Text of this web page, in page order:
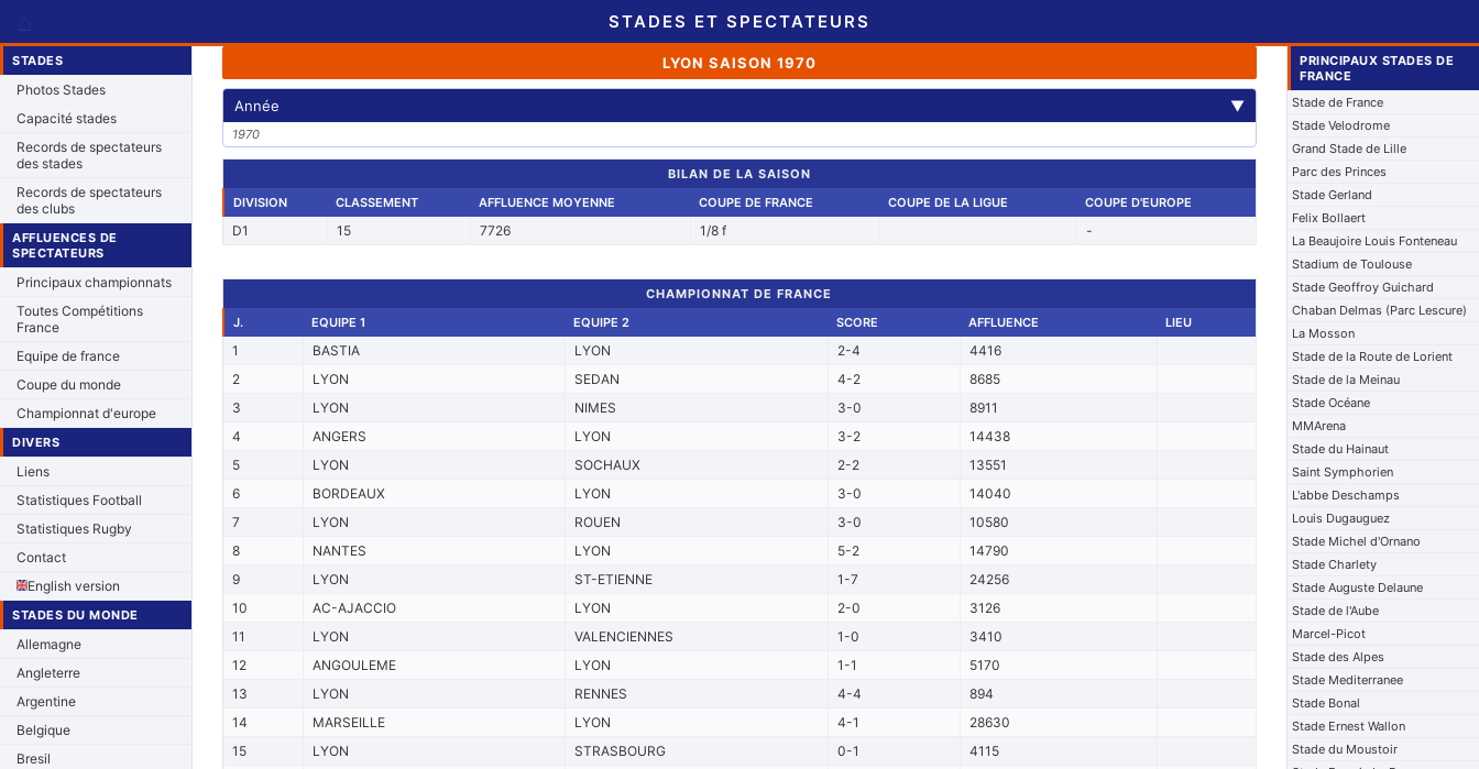
STADES ET SPECTATEURS
STADES
Photos Stades
Capacité stades
Records de spectateurs
des stades
Records de spectateurs
des clubs
AFFLUENCES DE
SPECTATEURS
Principaux championnats
Toutes Compétitions
France
Equipe de france
Coupe du monde
Championnat d'europe
DIVERS
Liens
Statistiques Football
Statistiques Rugby
Contact
English version
STADES DU MONDE
Allemagne
Angleterre
Argentine
Belgique
Bresil
LYON SAISON 1970
Année ▼
1970
BILAN DE LA SAISON
DIVISION
CLASSEMENT AFFLUENCE MOYENNE COUPE DE FRANCE COUPE DE LA LIGUE COUPE D'EUROPE
D1 15 7726 1/8 f -
CHAMPIONNAT DE FRANCE
J.
EQUIPE 1 EQUIPE 2 SCORE AFFLUENCE LIEU
1 BASTIA LYON 2-4
4416
2
LYON SEDAN 4-2
8685
3
LYON NIMES 3-0
8911
4
ANGERS LYON 3-2
14438
5
LYON SOCHAUX 2-2
13551
6
BORDEAUX LYON 3-0
14040
7
LYON ROUEN 3-0
10580
8
NANTES LYON 5-2
14790
9
LYON ST-ETIENNE 1-7
24256
10
AC-AJACCIO LYON 2-0
3126
11
LYON VALENCIENNES 1-0
3410
12
ANGOULEME LYON 1-1
5170
13
LYON RENNES 4-4
894
14
MARSEILLE LYON 4-1
28630
15
LYON STRASBOURG 0-1
4115
PRINCIPAUX STADES DE
FRANCE
Stade de France
Stade Velodrome
Grand Stade de Lille
Parc des Princes
Stade Gerland
Felix Bollaert
La Beaujoire Louis Fonteneau
Stadium de Toulouse
Stade Geoffroy Guichard
Chaban Delmas (Parc Lescure)
La Mosson
Stade de la Route de Lorient
Stade de la Meinau
Stade Océane
MMArena
Stade du Hainaut
Saint Symphorien
L'abbe Deschamps
Louis Dugauguez
Stade Michel d'Ornano
Stade Charlety
Stade Auguste Delaune
Stade de l'Aube
Marcel-Picot
Stade des Alpes
Stade Mediterranee
Stade Bonal
Stade Ernest Wallon
Stade du Moustoir